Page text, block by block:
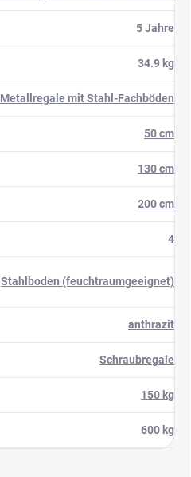
5 Jahre
34.9 kg
Metallregale mit Stahl-Fachböden
50 cm
130 cm
200 cm
4
Stahlboden (feuchtraumgeeignet)
anthrazit
Schraubregale
150 kg
600 kg